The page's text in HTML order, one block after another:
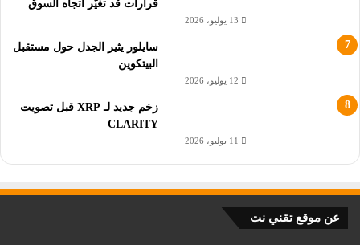
مع مستوى مقاومة تصحيح فيبوناتشي 0.618.
ذلك، فإن اختراق القناة من شأنه أن يبطل هذا التوقع الهبوطي وقد
يؤدي إلى ارتفاع نحو 0.80 دولار.
سعر Casper (CSPR) تنشئ نمطاً مزدوجاً
علوياً
قرارات قد تغيّر اتجاه السوق
13 يوليو، 2026
سايلور يثير الجدل حول مستقبل
البيتكوين
12 يوليو، 2026
زخم جديد لـ XRP قبل تصويت
CLARITY
11 يوليو، 2026
عن موقع تقني نت